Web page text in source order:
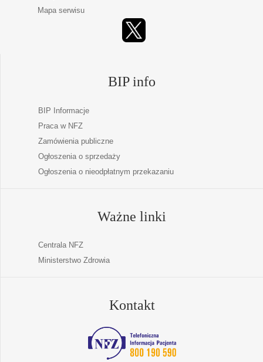
Mapa serwisu
BIP info
BIP Informacje
Praca w NFZ
Zamówienia publiczne
Ogłoszenia o sprzedaży
Ogłoszenia o nieodpłatnym przekazaniu
Ważne linki
Centrala NFZ
Ministerstwo Zdrowia
Kontakt